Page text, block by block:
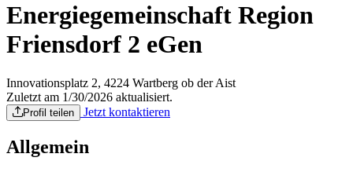
Energiegemeinschaft Region
Friensdorf 2 eGen
Innovationsplatz 2, 4224 Wartberg ob der Aist
Zuletzt am 1/30/2026 aktualisiert.
Profil teilen Jetzt kontaktieren
Allgemein